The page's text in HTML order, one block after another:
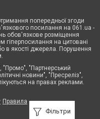
Фільтри
попередньої згоди
посилання на 061.ua -
обов'язкове розміщення
гіперпосилання на цитовані
в якості джерела. Порушення
"Промо", "Партнерський
новини", "Пресреліз",
на правах реклами.
Правила